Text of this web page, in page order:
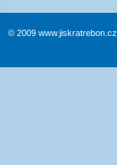
© 2009 www.jiskratrebon.cz